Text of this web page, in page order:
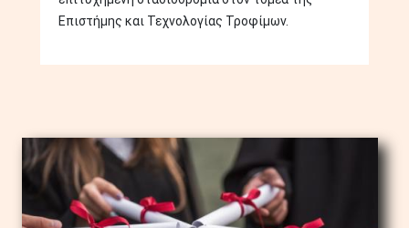
Επιστήμης και Τεχνολογίας Τροφίμων.
Image